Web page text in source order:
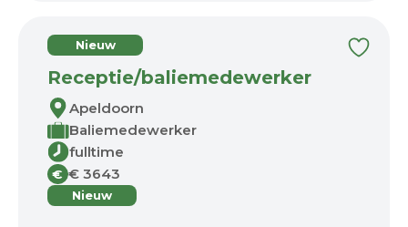
Nieuw
Receptie/baliemedewerker
Apeldoorn
Baliemedewerker
fulltime
€ € 3643
Nieuw